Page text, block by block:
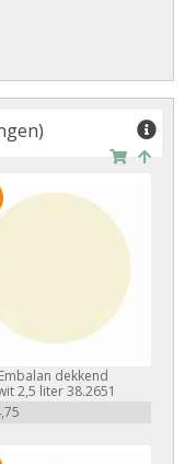
dekkend
2,5 liter 38.2651